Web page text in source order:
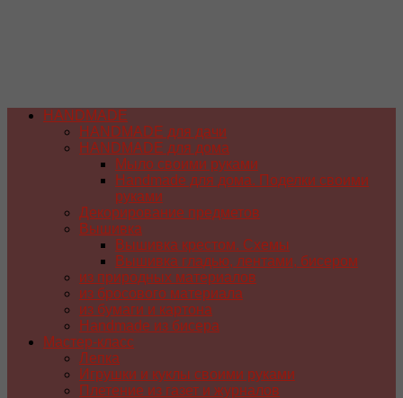
HANDMADE
HANDMADE для дачи
HANDMADE для дома
Мыло своими руками
Handmade для дома. Поделки своими
руками
Декорирование предметов
Вышивка
Вышивка крестом. Схемы
Вышивка гладью, лентами, бисером
из природных материалов
из бросового материала
из бумаги и картона
Handmade из бисера
Мастер-класс
Лепка
Игрушки и куклы своими руками
Плетение из газет и журналов